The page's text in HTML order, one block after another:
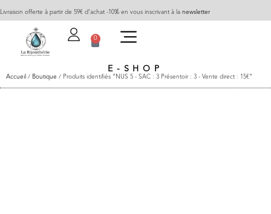
Livraison offerte à partir de 59€ d’achat -10% en vous inscrivant à la newsletter
0
E-SHOP
Accueil / Boutique / Produits identifiés “NUS 5 - SAC : 3 Présentoir : 3 - Vente direct : 15€”